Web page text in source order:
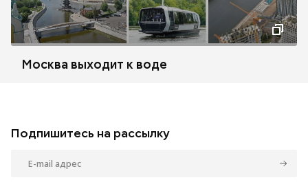
Москва выходит к воде
Подпишитесь на рассылку